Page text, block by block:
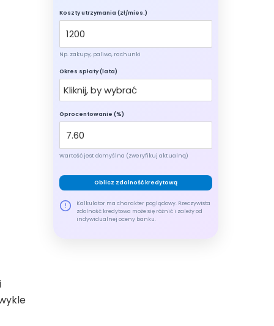
Koszty utrzymania (zł/mies.)
Np. zakupy, paliwo, rachunki
Okres spłaty (lata)
Oprocentowanie (%)
Wartość jest domyślna (zweryfikuj aktualną)
Oblicz zdolność kredytową
Kalkulator ma charakter poglądowy. Rzeczywista
zdolność kredytowa może się różnić i zależy od
indywidualnej oceny banku.